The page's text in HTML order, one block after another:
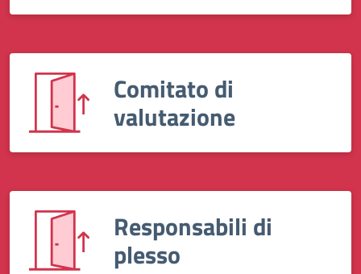
Comitato di
valutazione
Responsabili di
plesso